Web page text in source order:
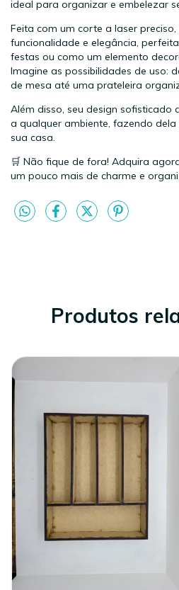
ideal para organizar e embelezar
Feita com um corte a laser
funcionalidade e elegância,
festas ou como um elemento
Imagine as possibilidades de uso:
de mesa até uma prateleira
Além disso, seu design sofisticado
a qualquer ambiente, fazendo
sua casa.
🛒 Não fique de fora! Adquira
um pouco mais de charme e
Produtos